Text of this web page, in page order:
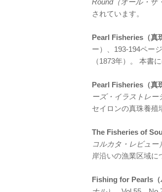
Round（オール・ザ
されています。
Pearl Fisheries（真
ー）、193-194ペー
（1873年）。 本書
Pearl Fisheries（真
ーズ・イラストレー
セイロンの真珠養殖
The Fisheries of
コルカタ・レビュー）
岸沿いの漁業区域に
Fishing for Pearls（